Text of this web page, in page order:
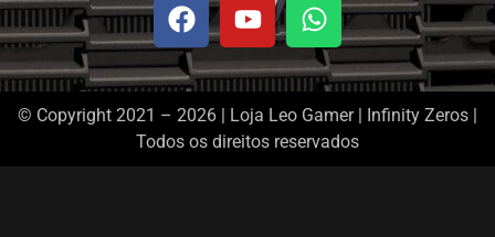
© Copyright 2021 – 2026 | Loja Leo Gamer | Infinity Zeros |
Todos os direitos reservados